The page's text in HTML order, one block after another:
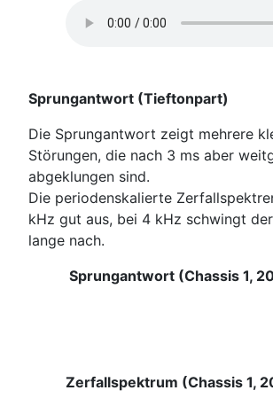
Sprungantwort (Tieftonpart)
Die Sprungantwort zeigt mehrere
Störungen, die nach 3 ms aber
abgeklungen sind.
Die periodenskalierte
kHz gut aus, bei 4 kHz schwingt
lange nach.
Sprungantwort (Chassis 1,
Zerfallspektrum (Chassis 1,